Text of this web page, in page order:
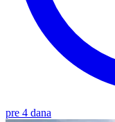
pre 4 dana